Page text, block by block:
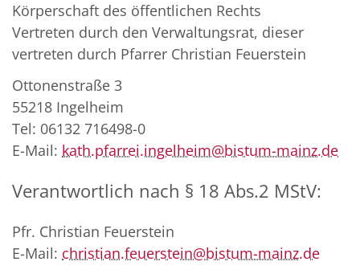
Körperschaft des öffentlichen Rechts
Vertreten durch den Verwaltungsrat, dieser
vertreten durch Pfarrer Christian Feuerstein
Ottonenstraße 3
55218 Ingelheim
Tel: 06132 716498-0
E-Mail: kath.pfarrei.ingelheim@bistum-mainz.de
Verantwortlich nach § 18 Abs.2 MStV:
Pfr. Christian Feuerstein
E-Mail: christian.feuerstein@bistum-mainz.de